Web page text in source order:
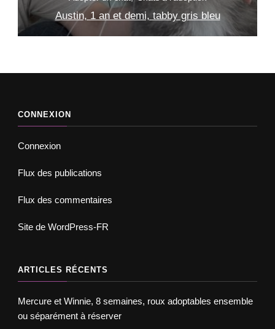
Austin, 1 an et demi, tabby gris bleu
CONNEXION
Connexion
Flux des publications
Flux des commentaires
Site de WordPress-FR
ARTICLES RÉCENTS
Mercure et Winnie, 8 semaines, roux adoptables ensemble
ou séparément à réserver